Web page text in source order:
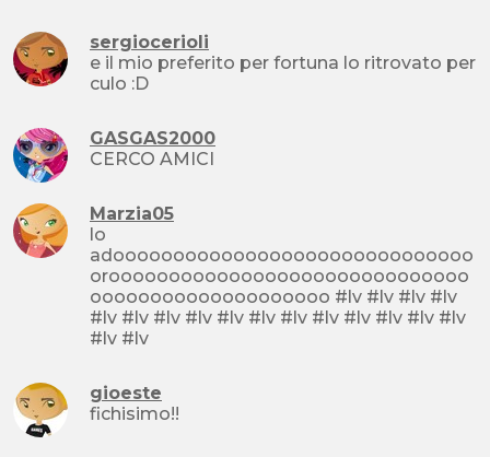
sergiocerioli
e il mio preferito per fortuna lo ritrovato per
culo :D
GASGAS2000
CERCO AMICI
Marzia05
lo
adoooooooooooooooooooooooooooooo
oroooooooooooooooooooooooooooooo
oooooooooooooooooooo #lv #lv #lv #lv
#lv #lv #lv #lv #lv #lv #lv #lv #lv #lv #lv #lv
#lv #lv
gioeste
fichisimo!!